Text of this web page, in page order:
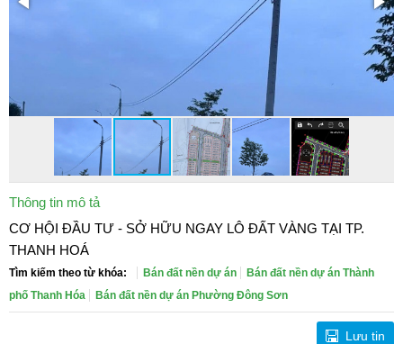
Thông tin mô tả
CƠ HỘI ĐẦU TƯ - SỞ HỮU NGAY LÔ ĐẤT VÀNG TẠI TP.
THANH HOÁ
Tìm kiếm theo từ khóa: Bán đất nền dự án
Bán đất nền dự án Thành
phố Thanh Hóa
Bán đất nền dự án Phường Đông Sơn
Lưu tin